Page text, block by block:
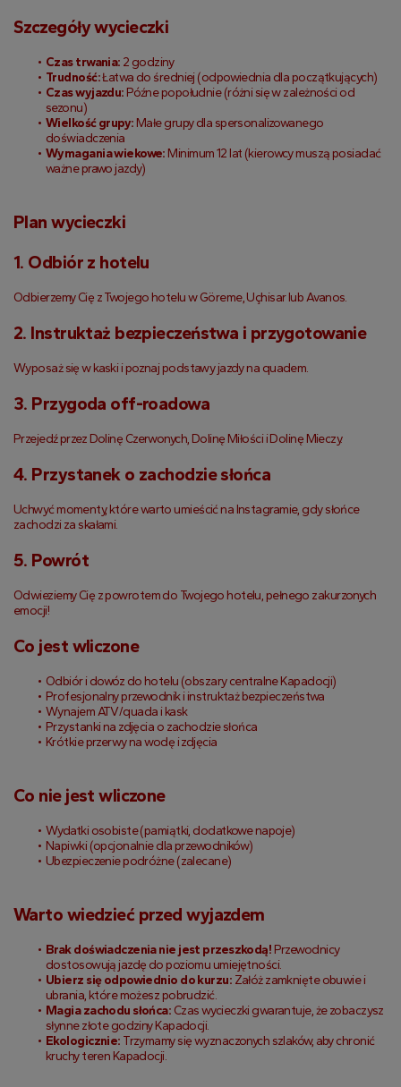
Szczegóły wycieczki
Czas trwania: 2 godziny
Trudność: Łatwa do średniej (odpowiednia dla początkujących)
Czas wyjazdu: Późne popołudnie (różni się w zależności od
sezonu)
Wielkość grupy: Małe grupy dla spersonalizowanego
doświadczenia
Wymagania wiekowe: Minimum 12 lat (kierowcy muszą posiadać
ważne prawo jazdy)
Plan wycieczki
1. Odbiór z hotelu
Odbierzemy Cię z Twojego hotelu w Göreme, Uçhisar lub Avanos.
2. Instruktaż bezpieczeństwa i przygotowanie
Wyposaż się w kaski i poznaj podstawy jazdy na quadem.
3. Przygoda off-roadowa
Przejedź przez Dolinę Czerwonych, Dolinę Miłości i Dolinę Mieczy.
4. Przystanek o zachodzie słońca
Uchwyć momenty, które warto umieścić na Instagramie, gdy słońce
zachodzi za skałami.
5. Powrót
Odwieziemy Cię z powrotem do Twojego hotelu, pełnego zakurzonych
emocji!
Co jest wliczone
Odbiór i dowóz do hotelu (obszary centralne Kapadocji)
Profesjonalny przewodnik i instruktaż bezpieczeństwa
Wynajem ATV/quada i kask
Przystanki na zdjęcia o zachodzie słońca
Krótkie przerwy na wodę i zdjęcia
Co nie jest wliczone
Wydatki osobiste (pamiątki, dodatkowe napoje)
Napiwki (opcjonalnie dla przewodników)
Ubezpieczenie podróżne (zalecane)
Warto wiedzieć przed wyjazdem
Brak doświadczenia nie jest przeszkodą! Przewodnicy
dostosowują jazdę do poziomu umiejętności.
Ubierz się odpowiednio do kurzu: Załóż zamknięte obuwie i
ubrania, które możesz pobrudzić.
Magia zachodu słońca: Czas wycieczki gwarantuje, że zobaczysz
słynne złote godziny Kapadocji.
Ekologicznie: Trzymamy się wyznaczonych szlaków, aby chronić
kruchy teren Kapadocji.